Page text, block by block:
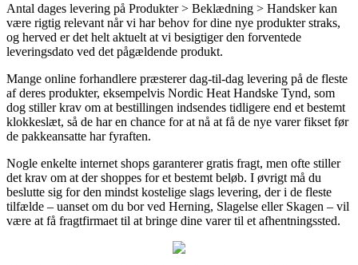
Antal dages levering på Produkter > Beklædning > Handsker kan
være rigtig relevant når vi har behov for dine nye produkter straks,
og herved er det helt aktuelt at vi besigtiger den forventede
leveringsdato ved det pågældende produkt.
Mange online forhandlere præsterer dag-til-dag levering på de fleste
af deres produkter, eksempelvis Nordic Heat Handske Tynd, som
dog stiller krav om at bestillingen indsendes tidligere end et bestemt
klokkeslæt, så de har en chance for at nå at få de nye varer fikset før
de pakkeansatte har fyraften.
Nogle enkelte internet shops garanterer gratis fragt, men ofte stiller
det krav om at der shoppes for et bestemt beløb. I øvrigt må du
beslutte sig for den mindst kostelige slags levering, der i de fleste
tilfælde – uanset om du bor ved Herning, Slagelse eller Skagen – vil
være at få fragtfirmaet til at bringe dine varer til et afhentningssted.